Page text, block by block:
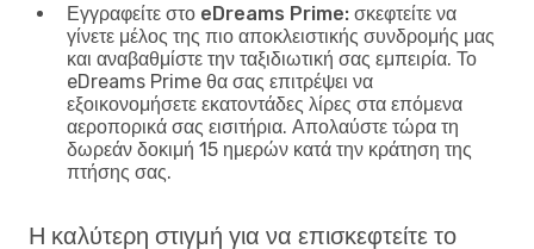
Εγγραφείτε στο eDreams Prime: σκεφτείτε να
γίνετε μέλος της πιο αποκλειστικής συνδρομής μας
και αναβαθμίστε την ταξιδιωτική σας εμπειρία. Το
eDreams Prime θα σας επιτρέψει να
εξοικονομήσετε εκατοντάδες λίρες στα επόμενα
αεροπορικά σας εισιτήρια. Απολαύστε τώρα τη
δωρεάν δοκιμή 15 ημερών κατά την κράτηση της
πτήσης σας.
Η καλύτερη στιγμή για να επισκεφτείτε το